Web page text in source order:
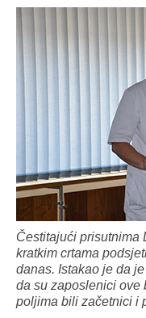
Čestitajući prisutnima
kratkim crtama
danas. Istakao je da
da su zaposlenici ove
poljima bili začetnici i